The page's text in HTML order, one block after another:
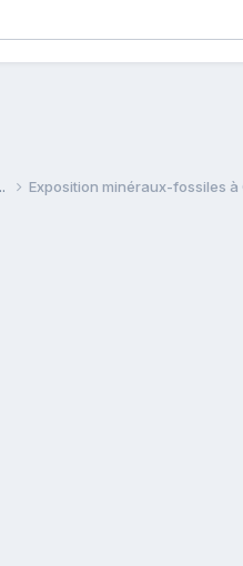
Exposition minéraux-fossiles